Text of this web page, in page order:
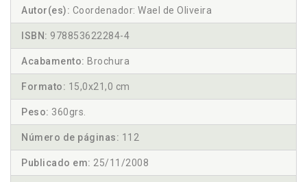
Autor(es): Coordenador: Wael de Oliveira
ISBN: 978853622284-4
Acabamento: Brochura
Formato: 15,0x21,0 cm
Peso: 360grs.
Número de páginas: 112
Publicado em: 25/11/2008